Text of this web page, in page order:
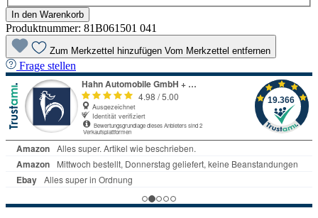
In den Warenkorb
Produktnummer: 81B061501 041
Zum Merkzettel hinzufügen Vom Merkzettel entfernen
Frage stellen